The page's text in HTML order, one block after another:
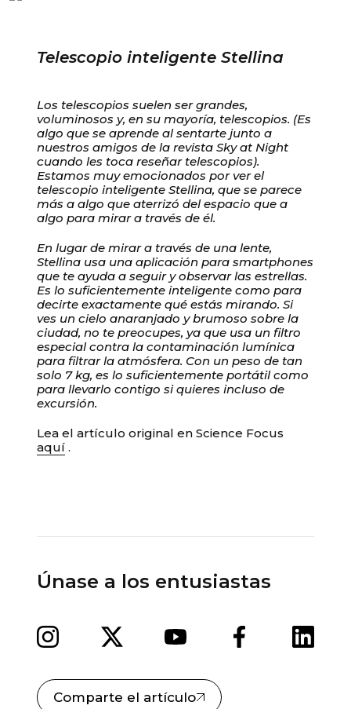
Telescopio inteligente Stellina
Los telescopios suelen ser grandes,
voluminosos y, en su mayoría, telescopios. (Es
algo que se aprende al sentarte junto a
nuestros amigos de la revista Sky at Night
cuando les toca reseñar telescopios).
Estamos muy emocionados por ver el
telescopio inteligente Stellina, que se parece
más a algo que aterrizó del espacio que a
algo para mirar a través de él.
En lugar de mirar a través de una lente,
Stellina usa una aplicación para smartphones
que te ayuda a seguir y observar las estrellas.
Es lo suficientemente inteligente como para
decirte exactamente qué estás mirando. Si
ves un cielo anaranjado y brumoso sobre la
ciudad, no te preocupes, ya que usa un filtro
especial contra la contaminación lumínica
para filtrar la atmósfera. Con un peso de tan
solo 7 kg, es lo suficientemente portátil como
para llevarlo contigo si quieres incluso de
excursión.
Lea el artículo original en Science Focus
aquí .
Únase a los entusiastas
Comparte el artículo